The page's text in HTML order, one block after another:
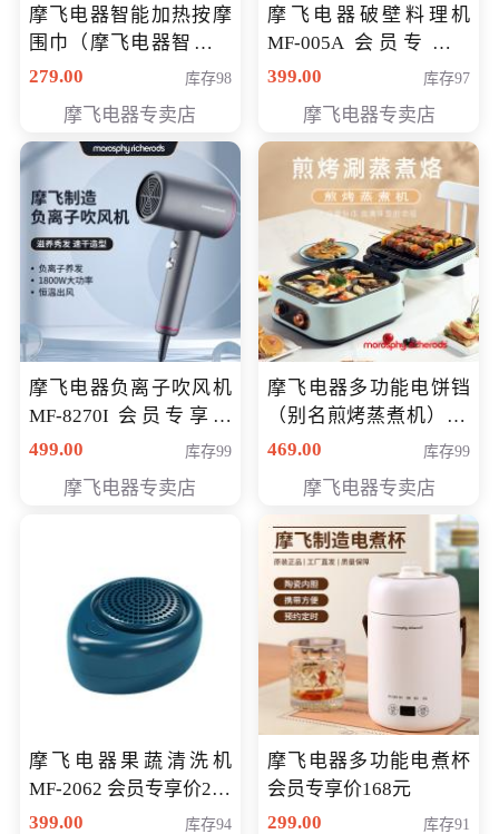
摩飞电器智能加热按摩
围巾（摩飞电器智能加
热按摩围脖） 会员专享
279.00 库存98
摩飞电器专卖店
摩飞电器破壁料理机
MF-005A 会员专享价
198元
399.00 库存97
摩飞电器专卖店
摩飞电器负离子吹风机
MF-8270I 会员专享价
369元
499.00 库存99
摩飞电器专卖店
摩飞电器多功能电饼铛
（别名煎烤蒸煮机） 型
号MF-8888B 会员专享
469.00 库存99
摩飞电器专卖店
摩飞电器果蔬清洗机
MF-2062 会员专享价268
元
399.00 库存94
摩飞电器多功能电煮杯
会员专享价168元
299.00
库存91